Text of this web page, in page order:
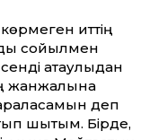
иттің
сойылмен
атаулыдан
жанжалына
деп
шықтым. Бірде,